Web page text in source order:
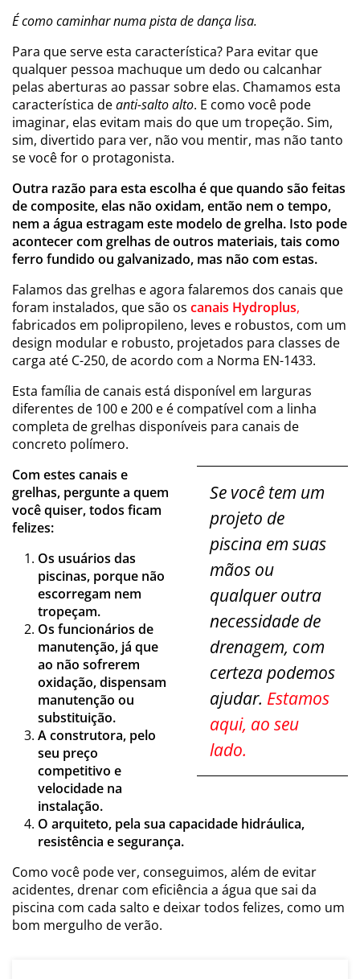
É como caminhar numa pista de dança lisa.
Para que serve esta característica? Para evitar que
qualquer pessoa machuque um dedo ou calcanhar
pelas aberturas ao passar sobre elas. Chamamos esta
característica deanti-salto alto. E como você pode
imaginar, elas evitam mais do que um tropeção. Sim,
sim, divertido para ver, não vou mentir, mas não tanto
se você for o protagonista.
Outra razão para esta escolha é que quando são feitas
de composite, elas não oxidam, então nem o tempo,
nem a água estragam este modelo de grelha. Isto pode
acontecer com grelhas de outros materiais, tais como
ferro fundido ou galvanizado, mas não com estas.
Falamos das grelhas e agora falaremos dos canais que
foram instalados, que são os canais Hydroplus,
fabricados em polipropileno, leves e robustos, com um
design modular e robusto, projetados para classes de
carga até C-250, de acordo com a Norma EN-1433.
Esta família de canais está disponível em larguras
diferentes de 100 e 200 e é compatível com a linha
completa de grelhas disponíveis para canais de
concreto polímero.
Se você tem um
projeto de
piscina em suas
mãos ou
qualquer outra
necessidade de
drenagem, com
certeza podemos
ajudar. Estamos
aqui, ao seu
lado.
Com estes canais e
grelhas, pergunte a quem
você quiser, todos ficam
felizes:
Os usuários das
piscinas, porque não
escorregam nem
tropeçam.
Os funcionários de
manutenção, já que
ao não sofrerem
oxidação, dispensam
manutenção ou
substituição.
A construtora, pelo
seu preço
competitivo e
velocidade na
instalação.
O arquiteto, pela sua capacidade hidráulica,
resistência e segurança.
Como você pode ver, conseguimos, além de evitar
acidentes, drenar com eficiência a água que sai da
piscina com cada salto e deixar todos felizes, como um
bom mergulho de verão.